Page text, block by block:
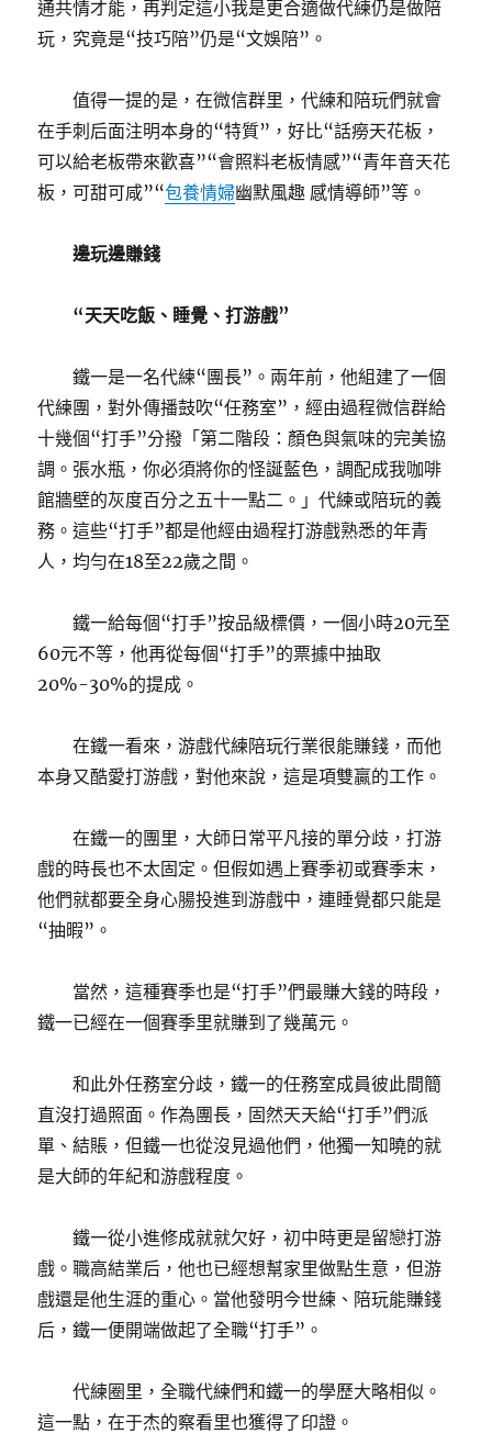
通共情才能，再判定這小我是更合適做代練仍是做陪
玩，究竟是“技巧陪”仍是“文娛陪”。
值得一提的是，在微信群里，代練和陪玩們就會
在手刺后面注明本身的“特質”，好比“話癆天花板，
可以給老板帶來歡喜”“會照料老板情感”“青年音天花
板，可甜可咸”“包養情婦幽默風趣 感情導師”等。
邊玩邊賺錢
“天天吃飯、睡覺、打游戲”
鐵一是一名代練“團長”。兩年前，他組建了一個
代練團，對外傳播鼓吹“任務室”，經由過程微信群給
十幾個“打手”分撥「第二階段：顏色與氣味的完美協
調。張水瓶，你必須將你的怪誕藍色，調配成我咖啡
館牆壁的灰度百分之五十一點二。」代練或陪玩的義
務。這些“打手”都是他經由過程打游戲熟悉的年青
人，均勻在18至22歲之間。
鐵一給每個“打手”按品級標價，一個小時20元至
60元不等，他再從每個“打手”的票據中抽取
20%-30%的提成。
在鐵一看來，游戲代練陪玩行業很能賺錢，而他
本身又酷愛打游戲，對他來說，這是項雙贏的工作。
在鐵一的團里，大師日常平凡接的單分歧，打游
戲的時長也不太固定。但假如遇上賽季初或賽季末，
他們就都要全身心腸投進到游戲中，連睡覺都只能是
“抽暇”。
當然，這種賽季也是“打手”們最賺大錢的時段，
鐵一已經在一個賽季里就賺到了幾萬元。
和此外任務室分歧，鐵一的任務室成員彼此間簡
直沒打過照面。作為團長，固然天天給“打手”們派
單、結賬，但鐵一也從沒見過他們，他獨一知曉的就
是大師的年紀和游戲程度。
鐵一從小進修成就就欠好，初中時更是留戀打游
戲。職高結業后，他也已經想幫家里做點生意，但游
戲還是他生涯的重心。當他發明今世練、陪玩能賺錢
后，鐵一便開端做起了全職“打手”。
代練圈里，全職代練們和鐵一的學歷大略相似。
這一點，在于杰的察看里也獲得了印證。